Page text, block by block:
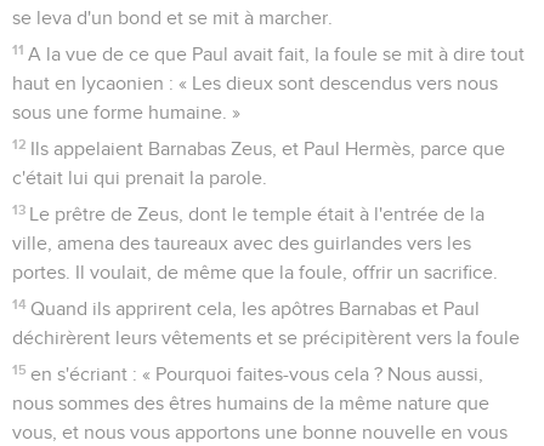
se leva d'un bond et se mit à marcher.
11 A la vue de ce que Paul avait fait, la foule se mit à dire tout
haut en lycaonien : « Les dieux sont descendus vers nous
sous une forme humaine. »
12 Ils appelaient Barnabas Zeus, et Paul Hermès, parce que
c'était lui qui prenait la parole.
13 Le prêtre de Zeus, dont le temple était à l'entrée de la
ville, amena des taureaux avec des guirlandes vers les
portes. Il voulait, de même que la foule, offrir un sacrifice.
14 Quand ils apprirent cela, les apôtres Barnabas et Paul
déchirèrent leurs vêtements et se précipitèrent vers la foule
15 en s'écriant : « Pourquoi faites-vous cela ? Nous aussi,
nous sommes des êtres humains de la même nature que
vous, et nous vous apportons une bonne nouvelle en vous